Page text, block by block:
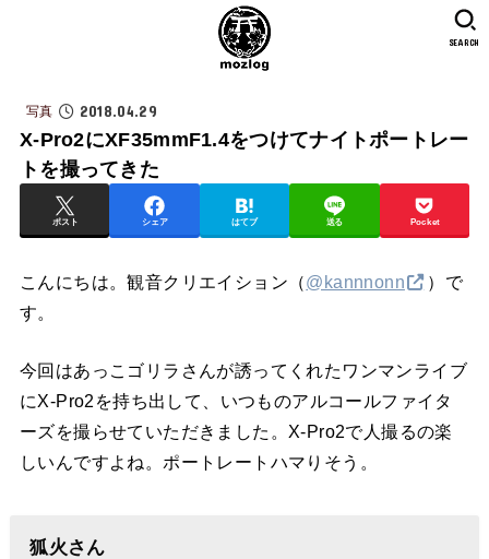
SEARCH
写真 2018.04.29
X-Pro2にXF35mmF1.4をつけてナイトポートレー
トを撮ってきた
ポスト シェア はてブ 送る Pocket
こんにちは。観音クリエイション（@kannnonn
）で
す。
今回はあっこゴリラさんが誘ってくれたワンマンライブ
にX-Pro2を持ち出して、いつものアルコールファイタ
ーズを撮らせていただきました。X-Pro2で人撮るの楽
しいんですよね。ポートレートハマりそう。
狐火さん